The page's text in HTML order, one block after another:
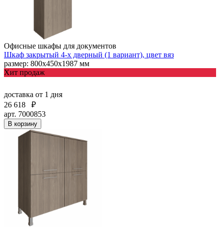
Офисные шкафы для документов
Шкаф закрытый 4-х дверный (1 вариант), цвет вяз
размер: 800х450х1987 мм
Хит продаж
доставка от 1 дня
26 618
₽
арт. 7000853
В корзину